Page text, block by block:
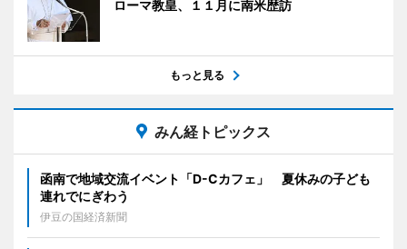
ローマ教皇、１１月に南米歴訪
もっと見る
みん経トピックス
函南で地域交流イベント「D-Cカフェ」 夏休みの子ども
連れでにぎわう
伊豆の国経済新聞